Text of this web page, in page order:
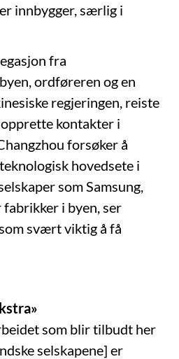
innbygger, særlig i
fra
ordføreren og en
regjeringen, reiste
kontakter i
forsøker å
hovedsete i
som Samsung,
fabrikker i byen, ser
svært viktig å få
som blir tilbudt her
selskapene] er